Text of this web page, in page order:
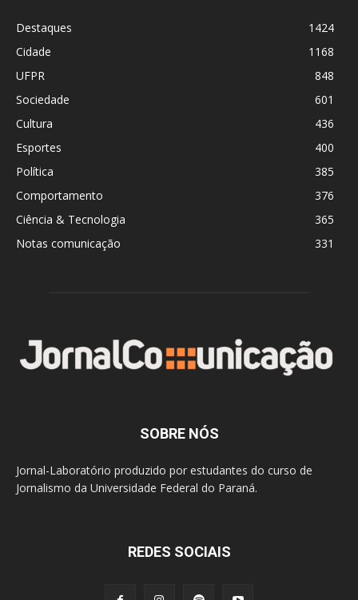
Destaques
1424
Cidade
1168
UFPR
848
Sociedade
601
Cultura
436
Esportes
400
Política
385
Comportamento
376
Ciência & Tecnologia
365
Notas comunicação
331
SOBRE NÓS
Jornal-Laboratório produzido por estudantes do curso de
Jornalismo da Universidade Federal do Paraná.
REDES SOCIAIS